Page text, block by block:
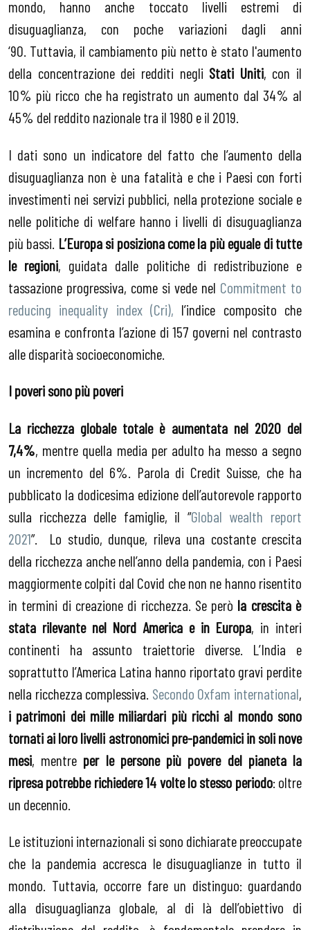
mondo, hanno anche toccato livelli estremi di
disuguaglianza, con poche variazioni dagli anni
‘90. Tuttavia, il cambiamento più netto è stato l'aumento
della concentrazione dei redditi negli Stati Uniti, con il
10% più ricco che ha registrato un aumento dal 34% al
45% del reddito nazionale tra il 1980 e il 2019.
I dati sono un indicatore del fatto che l’aumento della
disuguaglianza non è una fatalità e che i Paesi con forti
investimenti nei servizi pubblici, nella protezione sociale e
nelle politiche di welfare hanno i livelli di disuguaglianza
più bassi. L’Europa si posiziona come la più eguale di tutte
le regioni, guidata dalle politiche di redistribuzione e
tassazione progressiva, come si vede nel Commitment to
reducing inequality index (Cri), l’indice composito che
esamina e confronta l’azione di 157 governi nel contrasto
alle disparità socioeconomiche.
I poveri sono più poveri
La ricchezza globale totale è aumentata nel 2020 del
7,4%, mentre quella media per adulto ha messo a segno
un incremento del 6%. Parola di Credit Suisse, che ha
pubblicato la dodicesima edizione dell’autorevole rapporto
sulla ricchezza delle famiglie, il “Global wealth report
2021”. Lo studio, dunque, rileva una costante crescita
della ricchezza anche nell’anno della pandemia, con i Paesi
maggiormente colpiti dal Covid che non ne hanno risentito
in termini di creazione di ricchezza. Se però la crescita è
stata rilevante nel Nord America e in Europa, in interi
continenti ha assunto traiettorie diverse. L’India e
soprattutto l’America Latina hanno riportato gravi perdite
nella ricchezza complessiva. Secondo Oxfam international,
i patrimoni dei mille miliardari più ricchi al mondo sono
tornati ai loro livelli astronomici pre-pandemici in soli nove
mesi, mentre per le persone più povere del pianeta la
ripresa potrebbe richiedere 14 volte lo stesso periodo: oltre
un decennio.
Le istituzioni internazionali si sono dichiarate preoccupate
che la pandemia accresca le disuguaglianze in tutto il
mondo. Tuttavia, occorre fare un distinguo: guardando
alla disuguaglianza globale, al di là dell’obiettivo di